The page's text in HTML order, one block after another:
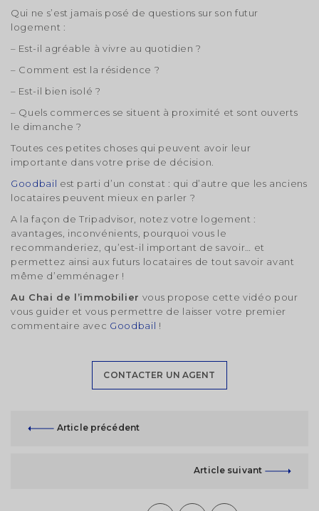
Qui ne s’est jamais posé de questions sur son futur
logement :
– Est-il agréable à vivre au quotidien ?
– Comment est la résidence ?
– Est-il bien isolé ?
– Quels commerces se situent à proximité et sont ouverts
le dimanche ?
Toutes ces petites choses qui peuvent avoir leur
importante dans votre prise de décision.
Goodbail est parti d’un constat : qui d’autre que les anciens
locataires peuvent mieux en parler ?
A la façon de Tripadvisor, notez votre logement :
avantages, inconvénients, pourquoi vous le
recommanderiez, qu’est-il important de savoir… et
permettez ainsi aux futurs locataires de tout savoir avant
même d’emménager !
Au Chai de l’immobilier vous propose cette vidéo pour
vous guider et vous permettre de laisser votre premier
commentaire avec Goodbail !
CONTACTER UN AGENT
Article précédent
Article suivant
Déposer mon dossier
Modifier votre alerte
d'attente.
Vous serez notifié par email dès l'arrivée d'une
annonce correspondant à vos critères.
Vente
Acquéreur
Locataire